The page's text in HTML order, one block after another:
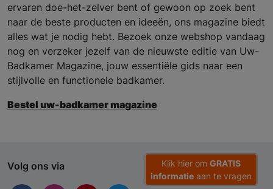
ervaren doe-het-zelver bent of gewoon op zoek bent
naar de beste producten en ideeën, ons magazine biedt
alles wat je nodig hebt. Bezoek onze webshop vandaag
nog en verzeker jezelf van de nieuwste editie van Uw-
Badkamer Magazine, jouw essentiële gids naar een
stijlvolle en functionele badkamer.
Bestel uw-badkamer magazine
Volg ons via Klik hier om GRATIS
informatie aan te vragen